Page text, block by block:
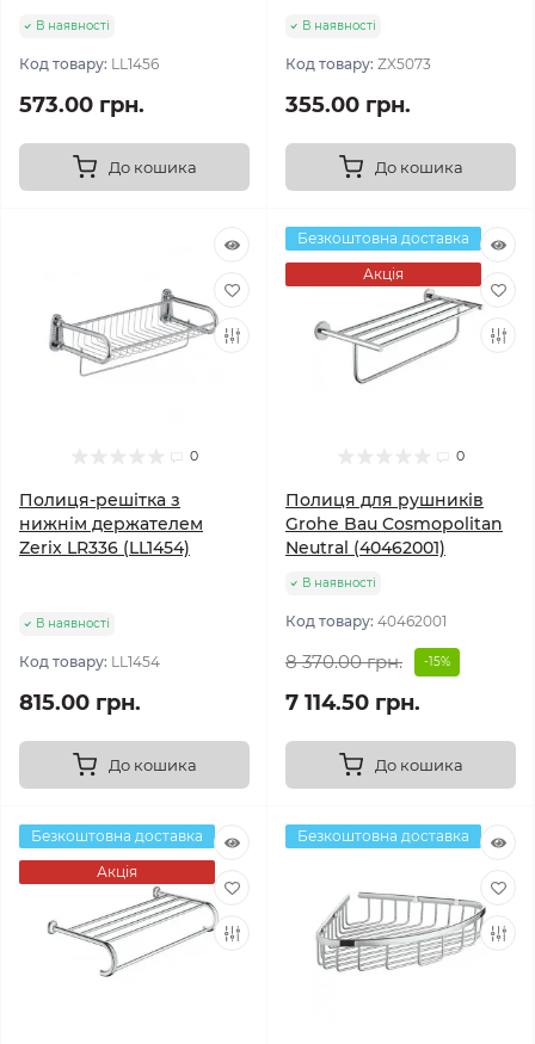
В наявності
Код товару: LL1456
573.00 грн.
До кошика
В наявності
Код товару: ZX5073
355.00 грн.
До кошика
0
Полиця-решітка з
нижнім держателем
Zerix LR336 (LL1454)
В наявності
Код товару: LL1454
815.00 грн.
До кошика
Безкоштовна доставка
Акція
0
Полиця для рушників
Grohe Bau Cosmopolitan
Neutral (40462001)
В наявності
Код товару: 40462001
8 370.00 грн. -15%
7 114.50 грн.
До кошика
Безкоштовна доставка
Акція
Безкоштовна доставка